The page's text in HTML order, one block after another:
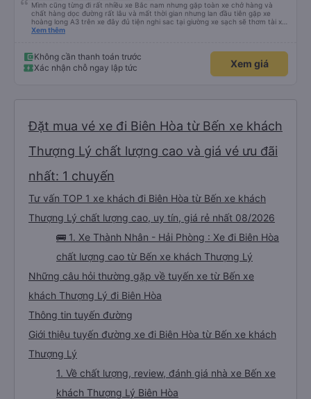
Mình cũng từng đi rất nhiều xe Bắc nam nhưng gặp toàn xe chở hàng và
chất hàng dọc đường rất lâu và mất thời gian nhưng lan đầu tiên gặp xe
hoàng long A3 trên xe đây đủ tiện nghi sac tại giường xe sạch sẽ thơm tài xế
lo xe thoải mái vui tính sẽ con ung hô nhe
Xem thêm
Không cần thanh toán trước
Xác nhận chỗ ngay lập tức
Xem giá
Đặt mua vé xe đi Biên Hòa từ Bến xe khách
Thượng Lý chất lượng cao và giá vé ưu đãi
nhất: 1 chuyến
Tư vấn TOP 1 xe khách đi Biên Hòa từ Bến xe khách
Thượng Lý chất lượng cao, uy tín, giá rẻ nhất 08/2026
🚌 1. Xe Thành Nhân - Hải Phòng : Xe đi Biên Hòa
chất lượng cao từ Bến xe khách Thượng Lý
Những câu hỏi thường gặp về tuyến xe từ Bến xe
khách Thượng Lý đi Biên Hòa
Thông tin tuyến đường
Giới thiệu tuyến đường xe đi Biên Hòa từ Bến xe khách
Thượng Lý
1. Về chất lượng, review, đánh giá nhà xe Bến xe
khách Thượng Lý Biên Hòa